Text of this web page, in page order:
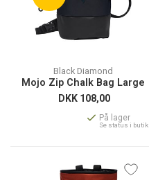
Black Diamond
Mojo Zip Chalk Bag Large
DKK 108,00
På lager
Se status i butik